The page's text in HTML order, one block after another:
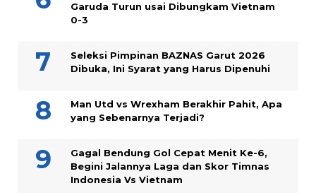
Garuda Turun usai Dibungkam Vietnam
0-3
Seleksi Pimpinan BAZNAS Garut 2026
Dibuka, Ini Syarat yang Harus Dipenuhi
Man Utd vs Wrexham Berakhir Pahit, Apa
yang Sebenarnya Terjadi?
Gagal Bendung Gol Cepat Menit Ke-6,
Begini Jalannya Laga dan Skor Timnas
Indonesia Vs Vietnam